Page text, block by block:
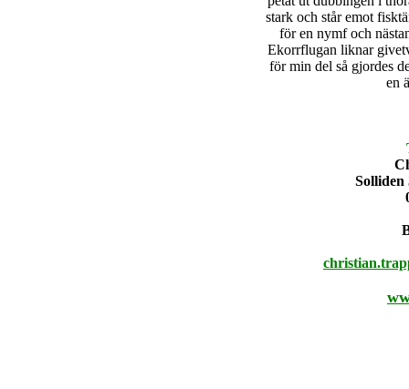
stark och står emot
för en nymf och
Ekorrflugan liknar
för min del så gjordes
en
Solliden